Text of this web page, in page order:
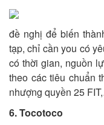
đề nghị để biến
tạp, chỉ cần you có
có thời gian, nguồn
theo các tiêu chuẩn
nhượng quyền 25
6. Tocotoco